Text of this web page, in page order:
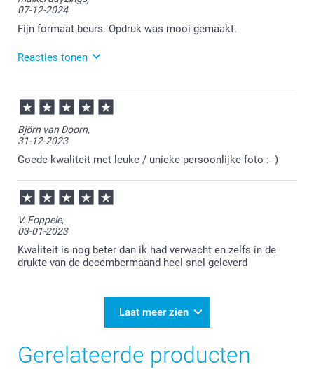
Wanneer je niet tevreden bent mag je ons hier altijd
een mail over sturen met een foto van het geen waar
je niet tevreden over bent.
07-12-2024
Fijn formaat beurs. Opdruk was mooi gemaakt.
Reacties tonen
09-12-2024
16:09
Heel veel plezier ervan!
Björn van Doorn,
31-12-2023
Goede kwaliteit met leuke / unieke persoonlijke foto : -)
V. Foppele,
03-01-2023
Kwaliteit is nog beter dan ik had verwacht en zelfs in de
drukte van de decembermaand heel snel geleverd
Laat meer zien
Gerelateerde producten